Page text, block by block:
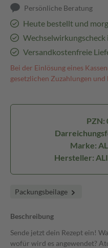
Persönliche Beratung
Heute bestellt und
Wechselwirkungscheck
Versandkostenfreie
Bei der Einlösung eines
gesetzlichen Zuzahlungen
PZN:
Marke:
Hersteller:
Packungsbeilage
Beschreibung
Sende jetzt dein Rezept ein!
wofür wird es angewendet?